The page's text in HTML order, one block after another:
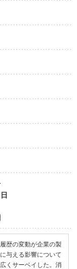
歴の変動が企業の製
与える影響について
くサーベイした。消